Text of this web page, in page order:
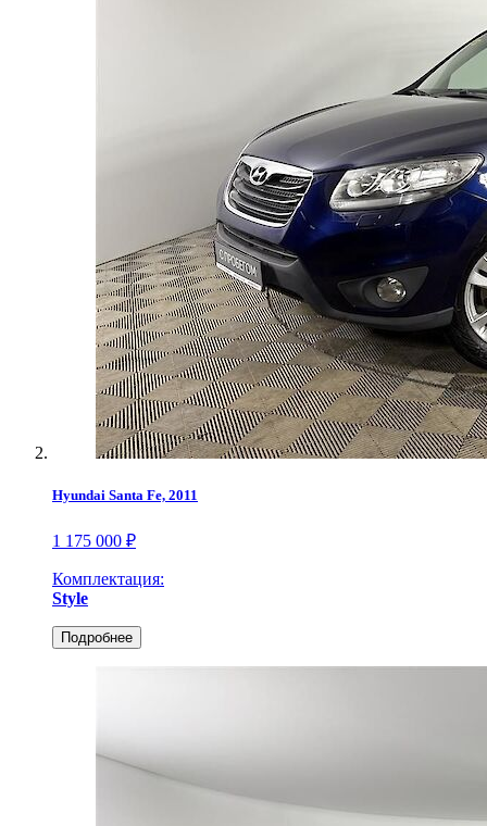
Hyundai Santa Fe, 2011
1 175 000 ₽
Комплектация:
Style
Подробнее